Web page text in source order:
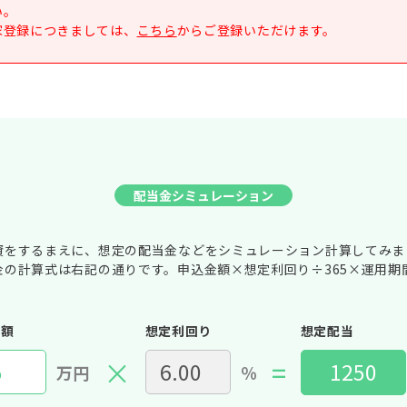
録につきましては、 こちらからご登録いただけます。
配当金シミュレーション
するまえに、想定の配当金などをシミュレーション計算してみま
の計算式は右記の通りです。申込金額×想定利回り÷365×運用期
万円 ×
想定利回り
％ =
想定配当